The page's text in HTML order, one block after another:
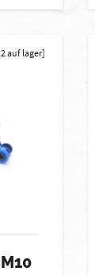
auf lager]